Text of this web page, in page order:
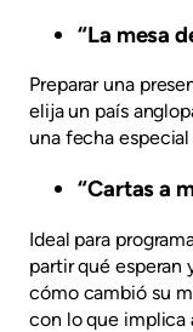
“La mesa
Preparar una
elija un país
una fecha
“Cartas a
Ideal para
partir qué esperan
cómo cambió su
con lo que implica